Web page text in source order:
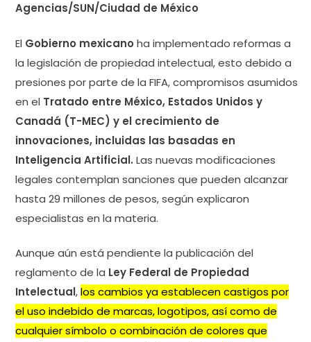
Agencias/SUN/Ciudad de México
El Gobierno mexicano ha implementado reformas a
la legislación de propiedad intelectual, esto debido a
presiones por parte de la FIFA, compromisos asumidos
en el Tratado entre México, Estados Unidos y
Canadá (T-MEC) y el crecimiento de
innovaciones, incluidas las basadas en
Inteligencia Artificial. Las nuevas modificaciones
legales contemplan sanciones que pueden alcanzar
hasta 29 millones de pesos, según explicaron
especialistas en la materia.
Aunque aún está pendiente la publicación del
reglamento de la Ley Federal de Propiedad
Intelectual,los cambios ya establecen castigos por
el uso indebido de marcas, logotipos, así como de
cualquier símbolo o combinación de colores que